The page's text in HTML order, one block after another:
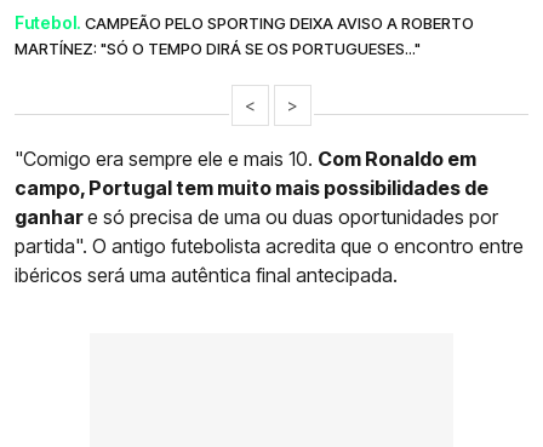
Futebol. CAMPEÃO PELO SPORTING DEIXA AVISO A ROBERTO
MARTÍNEZ: "SÓ O TEMPO DIRÁ SE OS PORTUGUESES..."
< >
"Comigo era sempre ele e mais 10. Com Ronaldo em
campo, Portugal tem muito mais possibilidades de
ganhare só precisa de uma ou duas oportunidades por
partida". O antigo futebolista acredita que o encontro entre
ibéricos será uma autêntica final antecipada.